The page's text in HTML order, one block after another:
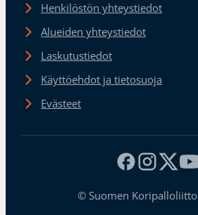
Henkilöstön yhteystiedot
Alueiden yhteystiedot
Laskutustiedot
Käyttöehdot ja tietosuoja
Evästeet
© Suomen